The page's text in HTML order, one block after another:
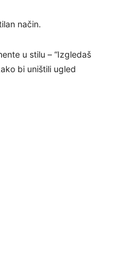
način.
u stilu – “Izgledaš
bi uništili ugled